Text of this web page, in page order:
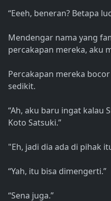
“Eeeh, beneran? Betapa
Mendengar nama yang
percakapan mereka, aku
Percakapan mereka
sedikit.
“Ah, aku baru ingat kalau
Koto Satsuki.”
"Eh, jadi dia ada di pihak
“Yah, itu bisa dimengerti.”
“Sena juga.”